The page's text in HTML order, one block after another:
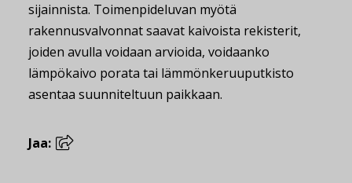
sijainnista. Toimenpideluvan myötä
rakennusvalvonnat saavat kaivoista rekisterit,
joiden avulla voidaan arvioida, voidaanko
lämpökaivo porata tai lämmönkeruuputkisto
asentaa suunniteltuun paikkaan.
Jaa: